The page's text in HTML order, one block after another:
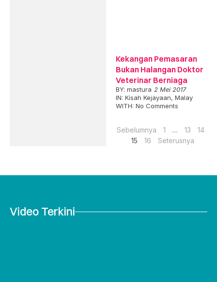
Kekangan Pemasaran
Bukan Halangan Doktor
Veterinar Berniaga
BY: mastura 2 Mei 2017
IN: Kisah Kejayaan,Malay
WITH: No Comments
Sebelumnya 1 … 13
14
15
16 Seterusnya
Video Terkini